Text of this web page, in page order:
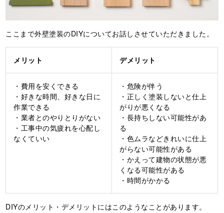
ここまで外壁塗装のDIYについてお話しさせていただきました。
メリット デメリット
・費用を安くできる
・好きな時間、好きな日に
作業できる
・業者とのやりとりがない
・工事中の気疲れを心配し
なくていい
・危険が伴う
・正しく塗装しないと仕上
がりが悪くなる
・長持ちしない可能性があ
る
・色ムラなどきれいに仕上
がらない可能性がある
・かえって建物の状態が悪
くなる可能性がある
・時間がかかる
DIYのメリット・デメリットにはこのようなことがあります。